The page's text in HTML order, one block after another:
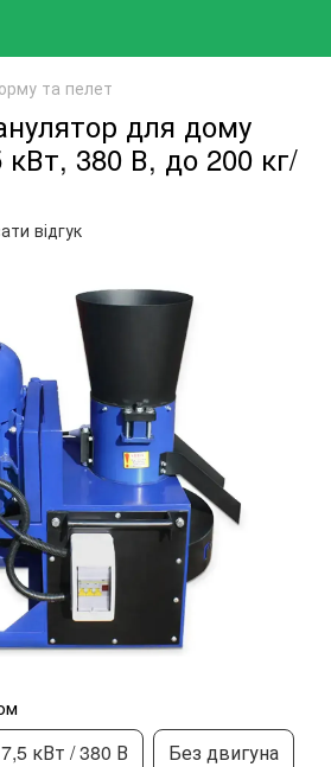
та пелет
для дому
380 В, до 200 кг/
відгук
7,5 кВт / 380 В Без двигуна